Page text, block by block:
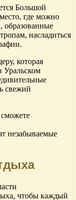
Большой
где можно
образованные
насладиться
которая
Уральском
свежий
незабываемые
чтобы каждый